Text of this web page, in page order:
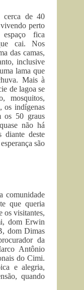
cerca de 40
perto
fica
cai. Nos
das camas,
inclusive
lama que
Mais à
de lagoa se
mosquitos,
os indígenas
os 50 graus
não há
diante deste
são
comunidade
que queria
os visitantes,
dom Erwin
dom Dimas
da
Antônio
do Cimi.
e alegria,
quando